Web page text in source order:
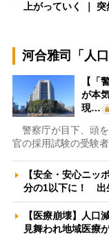
上がっていく ｜
河合雅司「人
【「
が本
現…
警察庁が目下、頭
官の採用試験の受験
【安全・安心ニッ
分の1以下に！ 出
【医療崩壊】人口
見舞われ地域医